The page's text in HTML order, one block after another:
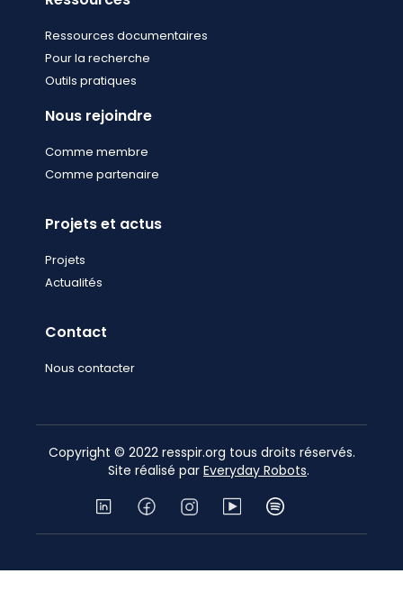
Ressources documentaires
Pour la recherche
Outils pratiques
Nous rejoindre
Comme membre
Comme partenaire
Projets et actus
Projets
Actualités
Contact
Nous contacter
Copyright © 2022 resspir.org tous droits réservés.
Site réalisé par Everyday Robots.